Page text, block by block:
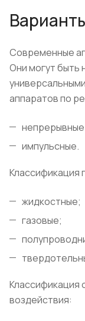
Современные
Они могут быть
аппаратов по
импульсные.
Классификация
жидкостные;
газовые;
Классификация
воздействия: